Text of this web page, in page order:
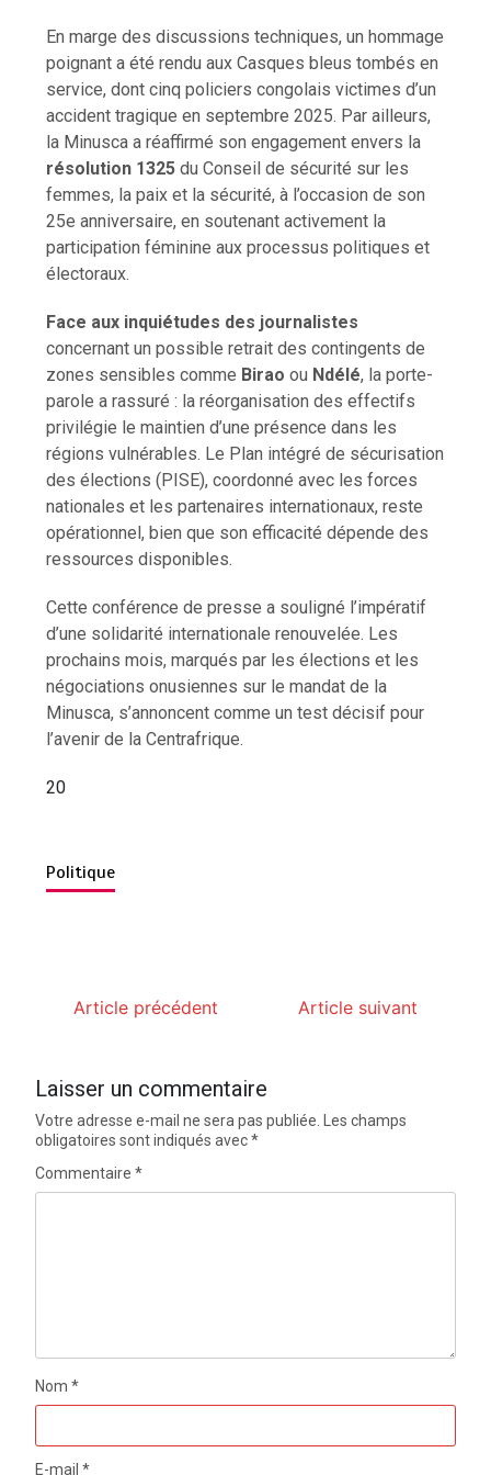
En marge des discussions techniques, un hommage
poignant a été rendu aux Casques bleus tombés en
service, dont cinq policiers congolais victimes d’un
accident tragique en septembre 2025. Par ailleurs,
la Minusca a réaffirmé son engagement envers la
résolution 1325 du Conseil de sécurité sur les
femmes, la paix et la sécurité, à l’occasion de son
25e anniversaire, en soutenant activement la
participation féminine aux processus politiques et
électoraux.
Face aux inquiétudes des journalistes
concernant un possible retrait des contingents de
zones sensibles comme Birao ou Ndélé, la porte-
parole a rassuré : la réorganisation des effectifs
privilégie le maintien d’une présence dans les
régions vulnérables. Le Plan intégré de sécurisation
des élections (PISE), coordonné avec les forces
nationales et les partenaires internationaux, reste
opérationnel, bien que son efficacité dépende des
ressources disponibles.
Cette conférence de presse a souligné l’impératif
d’une solidarité internationale renouvelée. Les
prochains mois, marqués par les élections et les
négociations onusiennes sur le mandat de la
Minusca, s’annoncent comme un test décisif pour
l’avenir de la Centrafrique.
20
Politique
Article précédent Article suivant
Laisser un commentaire
Votre adresse e-mail ne sera pas publiée.
Les champs
obligatoires sont indiqués avec*
Commentaire*
Nom*
E-mail*